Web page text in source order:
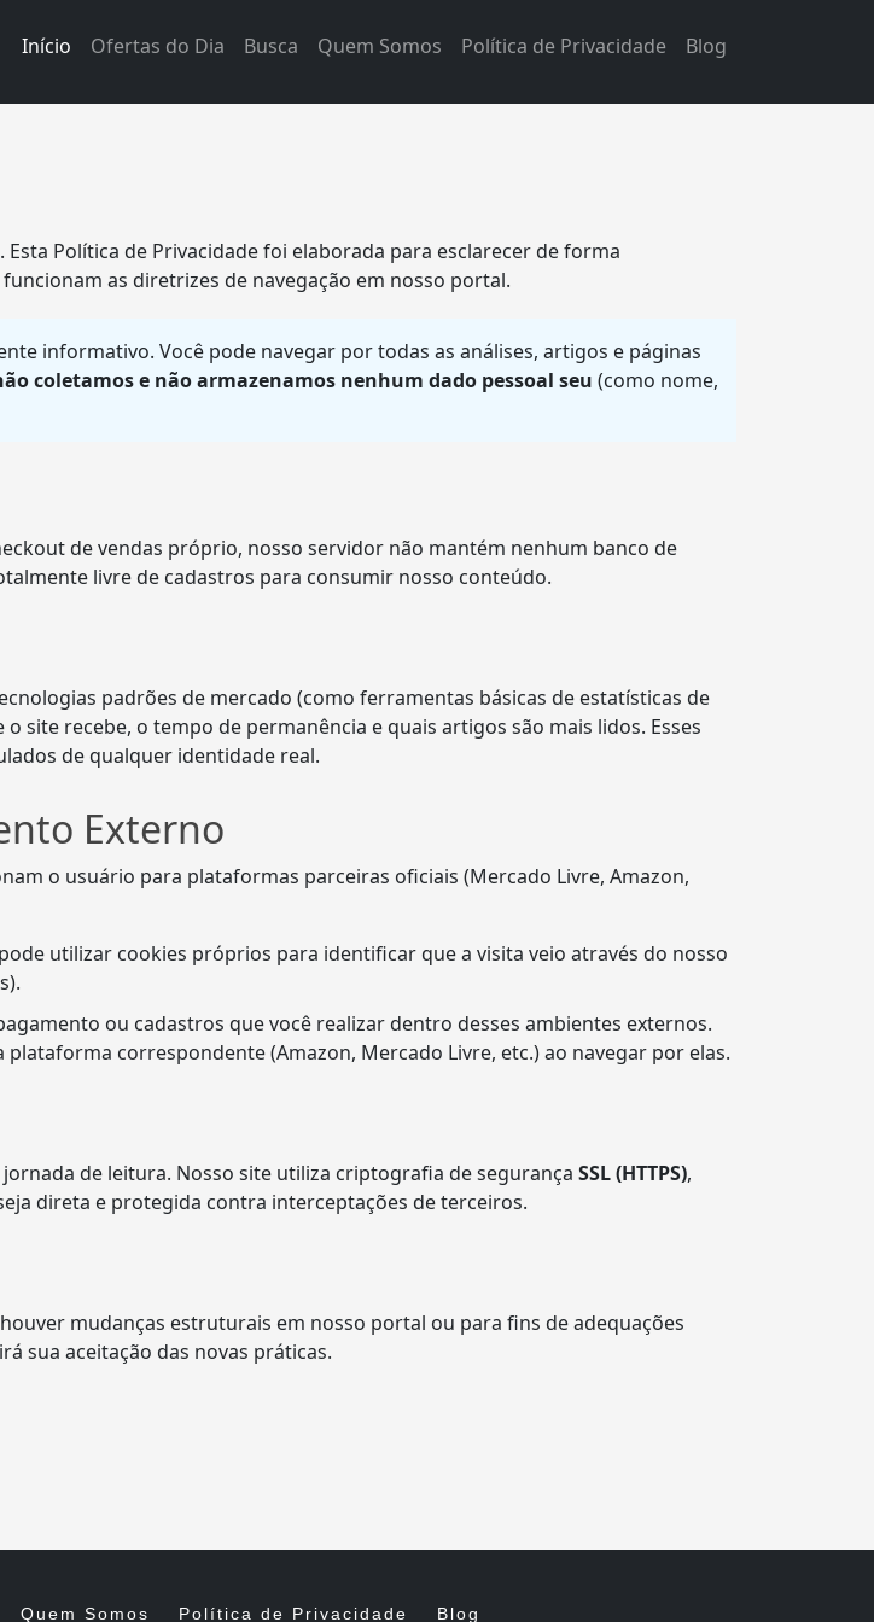
Início Ofertas do Dia Busca Quem Somos Política de Privacidade Blog
. Esta Política de Privacidade foi elaborada para esclarecer de forma
as diretrizes de navegação em nosso portal.
informativo. Você pode navegar por todas as análises, artigos e páginas
coletamos e não armazenamos nenhum dado pessoal seu (como nome,
de vendas próprio, nosso servidor não mantém nenhum banco de
livre de cadastros para consumir nosso conteúdo.
padrões de mercado (como ferramentas básicas de estatísticas de
site recebe, o tempo de permanência e quais artigos são mais lidos. Esses
de qualquer identidade real.
Externo
o usuário para plataformas parceiras oficiais (Mercado Livre, Amazon,
utilizar cookies próprios para identificar que a visita veio através do nosso
ou cadastros que você realizar dentro desses ambientes externos.
correspondente (Amazon, Mercado Livre, etc.) ao navegar por elas.
de leitura. Nosso site utiliza criptografia de segurança SSL (HTTPS),
direta e protegida contra interceptações de terceiros.
mudanças estruturais em nosso portal ou para fins de adequações
sua aceitação das novas práticas.
Quem Somos Política de Privacidade Blog